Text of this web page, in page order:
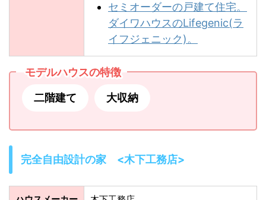
セミオーダーの戸建て住宅。
ダイワハウスのLifegenic(ラ
イフジェニック)。
モデルハウスの特徴
二階建て 大収納
完全自由設計の家 <木下工務店>